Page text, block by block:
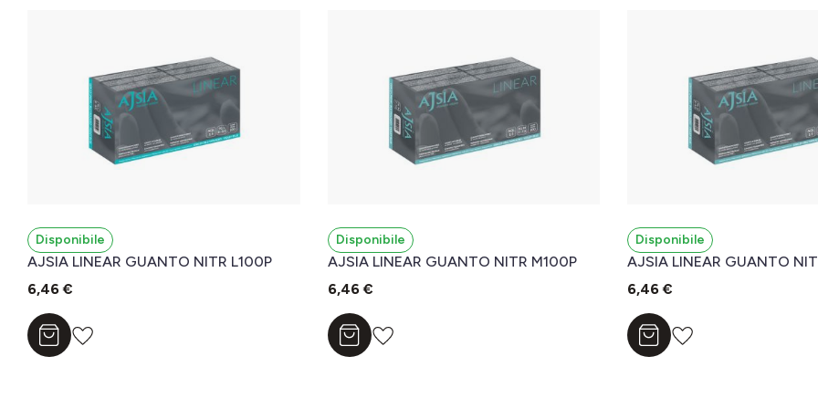
Disponibile
AJSIA LINEAR GUANTO NITR L100P
6,46 €
Aggiungi al carrello
Disponibile
AJSIA LINEAR GUANTO NITR M100P
6,46 €
Aggiungi al carrello
Disponibile
AJSIA LINEAR GUANTO
6,46 €
Aggiungi al carrello